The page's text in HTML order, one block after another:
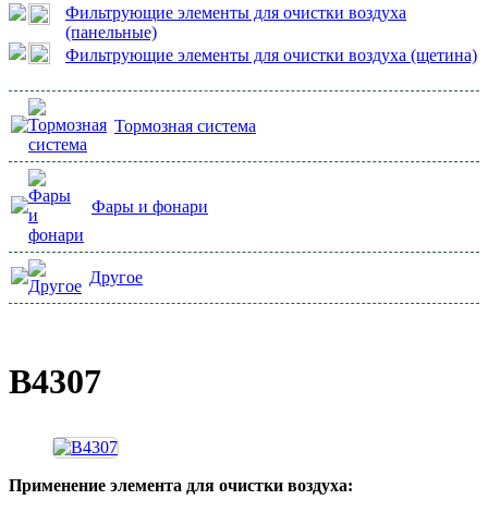
Фильтрующие элементы для очистки воздуха
(панельные)
Фильтрующие элементы для очистки воздуха (щетина)
Тормозная система
Фары и фонари
Другое
В4307
Применение элемента для очистки воздуха: